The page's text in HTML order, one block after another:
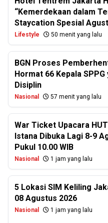
“Kemerdekaan dalam
Staycation Spesial
Lifestyle 50 menit yang lalu
BGN Proses
Hormat 66 Kepala
Disiplin
Nasional 57 menit yang lalu
War Ticket Upacara
Istana Dibuka Lagi 8-9
Pukul 10.00 WIB
Nasional 1 jam yang lalu
5 Lokasi SIM Keliling
08 Agustus 2026
Nasional 1 jam yang lalu